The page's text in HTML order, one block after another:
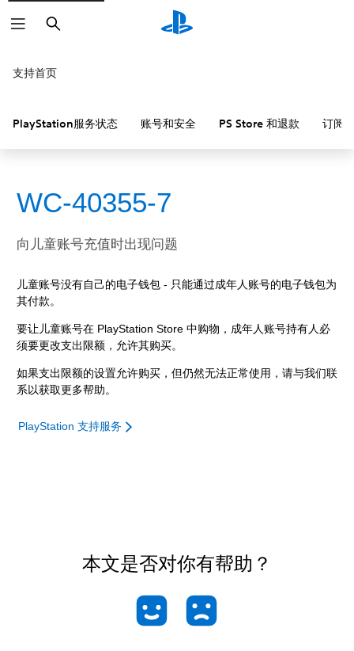
搜
索
支持首页
PlayStation服务状态 账号和安全 PS Store 和退款 订阅
WC-40355-7
向儿童账号充值时出现问题
儿童账号没有自己的电子钱包 - 只能通过成年人账号的电子钱包为
其付款。
要让儿童账号在 PlayStation Store 中购物，成年人账号持有人必
须要更改支出限额，允许其购买。
如果支出限额的设置允许购买，但仍然无法正常使用，请与我们联
系以获取更多帮助。
PlayStation 支持服务
本文是否对你有帮助？